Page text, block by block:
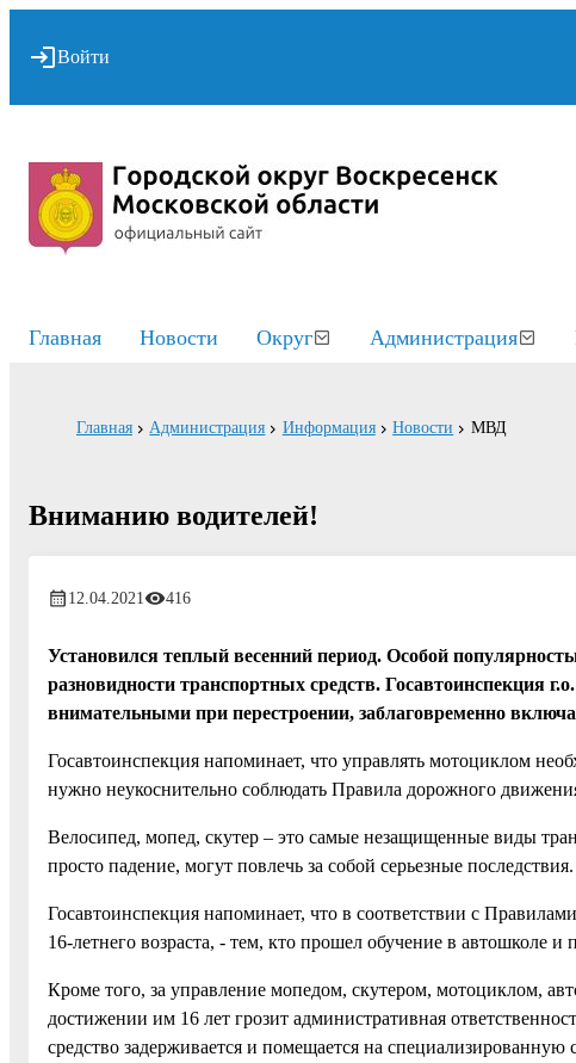
Войти
Главная Новости Округ Администрация
Главная Администрация Информация Новости МВД
Вниманию водителей!
12.04.2021 416
Установился теплый весенний период. Особой
разновидности транспортных средств. Госавтоинспекция
внимательными при перестроении, заблаговременно
Госавтоинспекция напоминает, что управлять мотоциклом
нужно неукоснительно соблюдать Правила дорожного
Велосипед, мопед, скутер – это самые незащищенные виды
просто падение, могут повлечь за собой серьезные последствия.
Госавтоинспекция напоминает, что в соответствии с
16-летнего возраста, - тем, кто прошел обучение в автошколе
Кроме того, за управление мопедом, скутером, мотоциклом,
достижении им 16 лет грозит административная
средство задерживается и помещается на